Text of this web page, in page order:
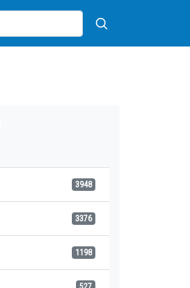
3948
3376
1198